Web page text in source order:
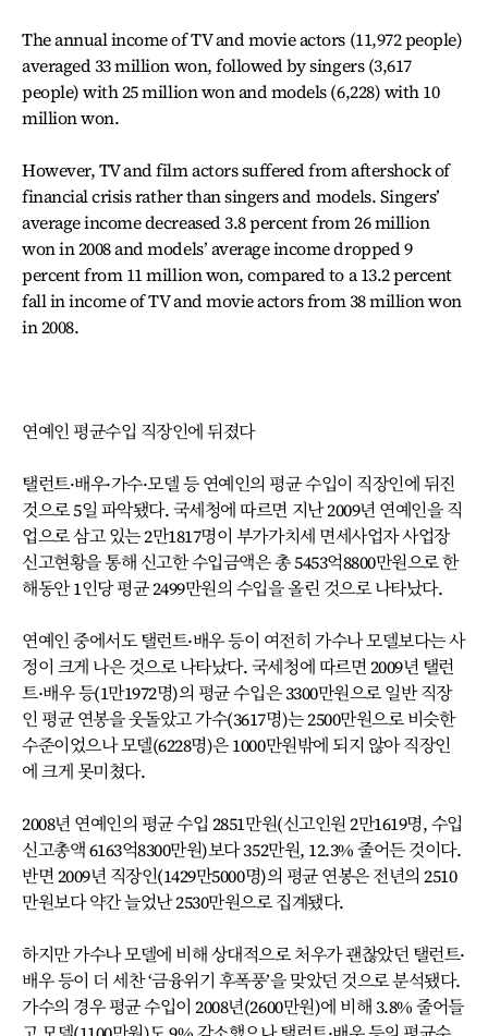
The annual income of TV and movie actors (11,972 people)
averaged 33 million won, followed by singers (3,617
people) with 25 million won and models (6,228) with 10
million won.
However, TV and film actors suffered from aftershock of
financial crisis rather than singers and models. Singers’
average income decreased 3.8 percent from 26 million
won in 2008 and models’ average income dropped 9
percent from 11 million won, compared to a 13.2 percent
fall in income of TV and movie actors from 38 million won
in 2008.
연예인 평균수입 직장인에 뒤졌다
탤런트·배우·가수·모델 등 연예인의 평균 수입이 직장인에 뒤진
것으로 5일 파악됐다. 국세청에 따르면 지난 2009년 연예인을 직
업으로 삼고 있는 2만1817명이 부가가치세 면세사업자 사업장
신고현황을 통해 신고한 수입금액은 총 5453억8800만원으로 한
해동안 1인당 평균 2499만원의 수입을 올린 것으로 나타났다.
연예인 중에서도 탤런트·배우 등이 여전히 가수나 모델보다는 사
정이 크게 나은 것으로 나타났다. 국세청에 따르면 2009년 탤런
트·배우 등(1만1972명)의 평균 수입은 3300만원으로 일반 직장
인 평균 연봉을 웃돌았고 가수(3617명)는 2500만원으로 비슷한
수준이었으나 모델(6228명)은 1000만원밖에 되지 않아 직장인
에 크게 못미쳤다.
2008년 연예인의 평균 수입 2851만원(신고인원 2만1619명, 수입
신고총액 6163억8300만원)보다 352만원, 12.3% 줄어든 것이다.
반면 2009년 직장인(1429만5000명)의 평균 연봉은 전년의 2510
만원보다 약간 늘었난 2530만원으로 집계됐다.
하지만 가수나 모델에 비해 상대적으로 처우가 괜찮았던 탤런트·
배우 등이 더 세찬 ‘금융위기 후폭풍’을 맞았던 것으로 분석됐다.
가수의 경우 평균 수입이 2008년(2600만원)에 비해 3.8% 줄어들